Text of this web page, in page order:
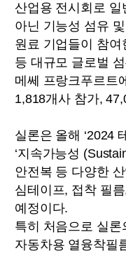
산업용 전시회로 일
아닌 기능성 섬유
원료 기업들이 참
등 대규모 글로벌
메쎄 프랑크푸르트
1,818개사 참가,
실론은 올해 ‘2024
‘지속가능성
안전복 등 다양한
심테이프, 접착 필
예정이다.
특히 처음으로 실
자동차용 열융착필